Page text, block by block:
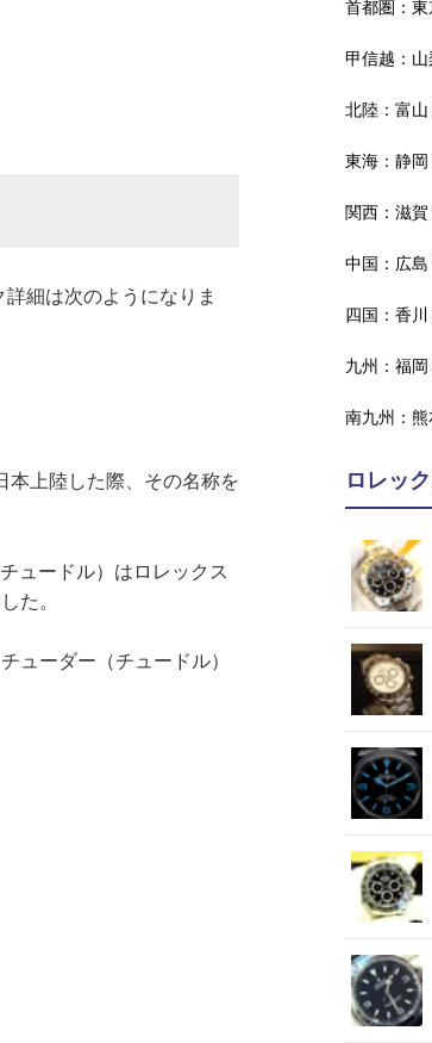
細は次のようになりま
本上陸した際、その名称を
ュードル）はロレックス
た。
ューダー（チュードル）
首都圏： 東
甲信越： 山
北陸： 富山
東海： 静岡
関西： 滋賀
中国： 広島
四国： 香川
九州： 福岡
南九州： 熊
ロレッ